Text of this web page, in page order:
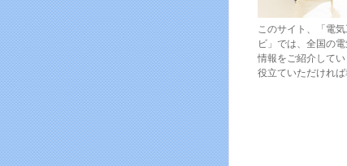
このサイト、「電
ビ」では、全国の
情報をご紹介して
役立ていただければ